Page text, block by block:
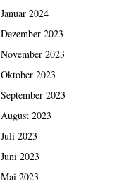
Januar 2024
Dezember 2023
November 2023
Oktober 2023
September 2023
August 2023
Juli 2023
Juni 2023
Mai 2023